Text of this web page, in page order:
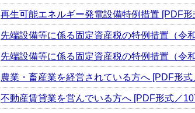
再生可能エネルギー発電設備特例措置 [PDF形
先端設備等に係る固定資産税の特例措置（令
先端設備等に係る固定資産税の特例措置（令
農業・畜産業を経営されている方へ [PDF形式
不動産賃貸業を営んでいる方へ [PDF形式／